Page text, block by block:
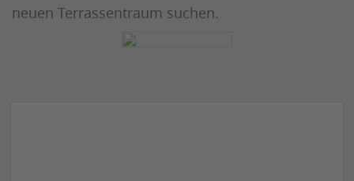
neuen Terrassentraum suchen.